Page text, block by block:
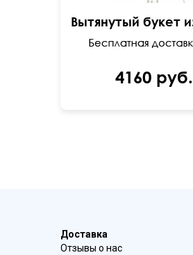
4160 руб.
Доставка
Отзывы о нас